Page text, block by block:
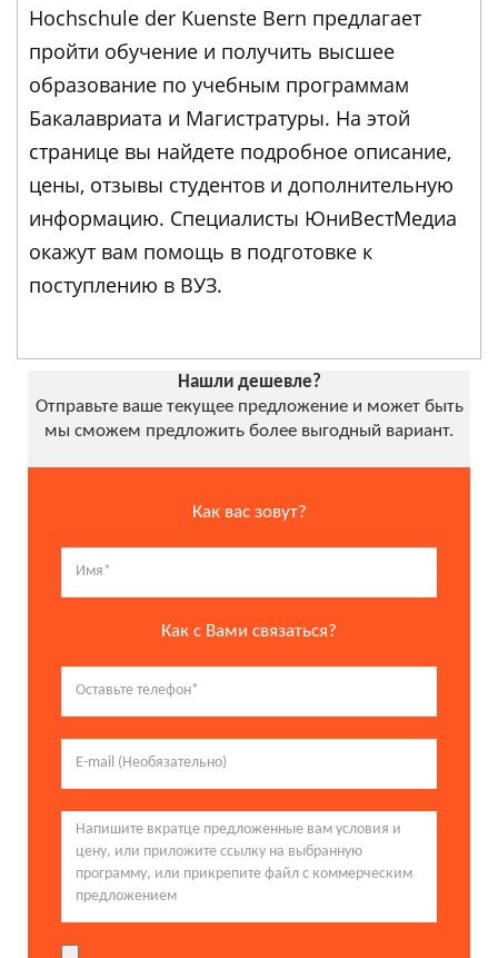
Hochschule der Kuenste Bern предлагает
пройти обучение и получить высшее
образование по учебным программам
Бакалавриата и Магистратуры. На этой
странице вы найдете подробное описание,
цены, отзывы студентов и дополнительную
информацию. Специалисты ЮниВестМедиа
окажут вам помощь в подготовке к
поступлению в ВУЗ.
Нашли дешевле?
Отправьте ваше текущее предложение и может быть
мы сможем предложить более выгодный вариант.
Как вас зовут?
Как с Вами связаться?